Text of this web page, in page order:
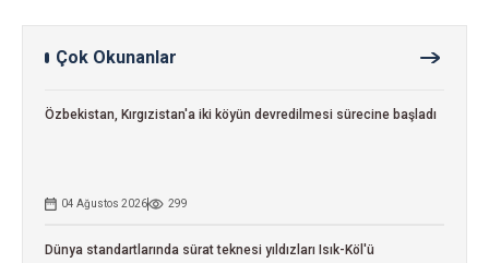
Çok Okunanlar
Özbekistan, Kırgızistan'a iki köyün devredilmesi sürecine başladı
04 Ağustos 2026 299
Dünya standartlarında sürat teknesi yıldızları Isık-Köl'ü